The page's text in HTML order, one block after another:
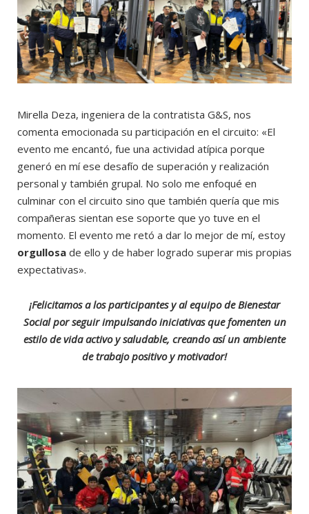
Mirella Deza, ingeniera de la contratista G&S, nos
comenta emocionada su participación en el circuito: «El
evento me encantó, fue una actividad atípica porque
generó en mí ese desafío de superación y realización
personal y también grupal. No solo me enfoqué en
culminar con el circuito sino que también quería que mis
compañeras sientan ese soporte que yo tuve en el
momento. El evento me retó a dar lo mejor de mí, estoy
orgullosa de ello y de haber logrado superar mis propias
expectativas».
¡Felicitamos a los participantes y al equipo de Bienestar
Social por seguir impulsando iniciativas que fomenten un
estilo de vida activo y saludable, creando así un ambiente
de trabajo positivo y motivador!